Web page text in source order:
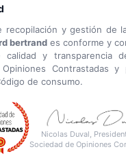
recopilación y gestión de
bertrand es conforme y
calidad y transparencia
Opiniones Contrastadas
de consumo.
Nicolas Duval,
Sociedad de Opiniones